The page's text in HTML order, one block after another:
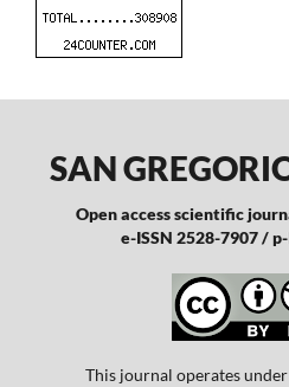
SAN
Open access scientific
e-ISSN 2528-7907 /
This journal operates